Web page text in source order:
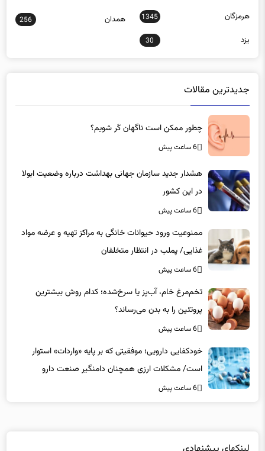
هرمزگان 1345 همدان 256
یزد 30
جدیدترین مقالات
چطور ممکن است ناگهان کَر شویم؟
6 ساعت پیش
هشدار جدید سازمان جهانی بهداشت درباره وضعیت ابولا
در این کشور
6 ساعت پیش
ممنوعیت ورود حیوانات خانگی به مراکز تهیه و عرضه مواد
غذایی/ پملب در انتظار متخلفان
6 ساعت پیش
تخم‌مرغ خام، آب‌پز یا سرخ‌شده؛ کدام روش بیشترین
پروتئین را به بدن می‌رساند؟
6 ساعت پیش
خودکفایی دارویی؛ موفقیتی که بر پایه‌ «واردات» استوار
است/ مشکلات ارزی همچنان دامنگیر صنعت دارو
6 ساعت پیش